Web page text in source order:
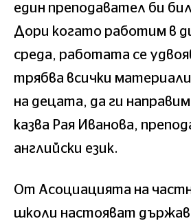
един преподавател би
Дори когато работим в
среда, работата се
трябва всички
на децата, да ги
казва Рая Иванова,
английски език.
От Асоциацията на
школи настояват